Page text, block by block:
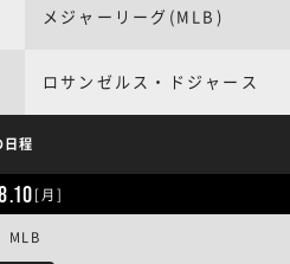
メジャーリーグ(MLB)
ロサンゼルス・ドジャース
日程
[月]
MLB